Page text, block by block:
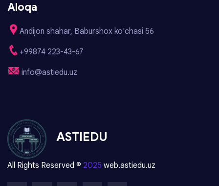
Aloqa
Andijon shahar, Baburshox ko'chasi 56
+99874 223-43-67
info@astiedu.uz
ASTIEDU
All Rights Reserved © 2025 web.astiedu.uz